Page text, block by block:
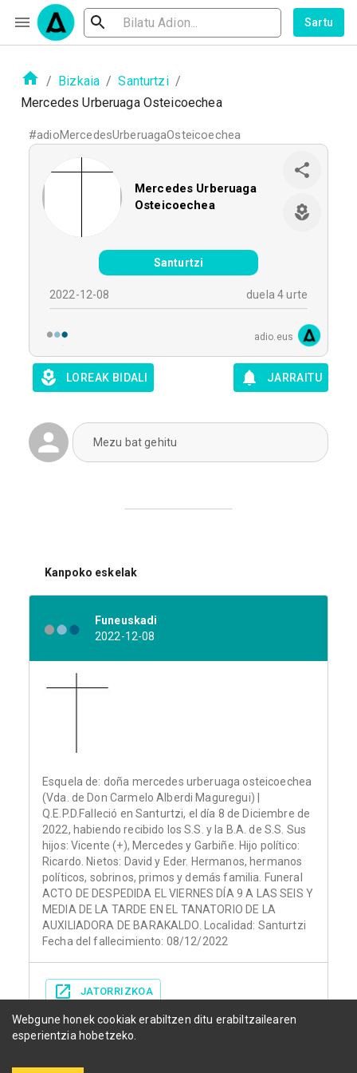
Sartu
/ Bizkaia / Santurtzi /
Mercedes Urberuaga Osteicoechea
#adioMercedesUrberuagaOsteicoechea
Mercedes Urberuaga
Osteicoechea
Santurtzi
2022-12-08 duela 4 urte
adio.eus
LOREAK BIDALI JARRAITU
Mezu bat gehitu
Kanpoko eskelak
Funeuskadi
2022-12-08
Esquela de: doña mercedes urberuaga osteicoechea
(Vda. de Don Carmelo Alberdi Maguregui) |
Q.E.P.D.Falleció en Santurtzi, el día 8 de Diciembre de
2022, habiendo recibido los S.S. y la B.A. de S.S. Sus
hijos: Vicente (+), Mercedes y Garbiñe. Hijo político:
Ricardo. Nietos: David y Eder. Hermanos, hermanos
políticos, sobrinos, primos y demás familia. Funeral
ACTO DE DESPEDIDA EL VIERNES DÍA 9 A LAS SEIS Y
MEDIA DE LA TARDE EN EL TANATORIO DE LA
AUXILIADORA DE BARAKALDO. Localidad: Santurtzi
Fecha del fallecimiento: 08/12/2022
JATORRIZKOA
Webgune honek cookiak erabiltzen ditu erabiltzailearen
esperientzia hobetzeko.